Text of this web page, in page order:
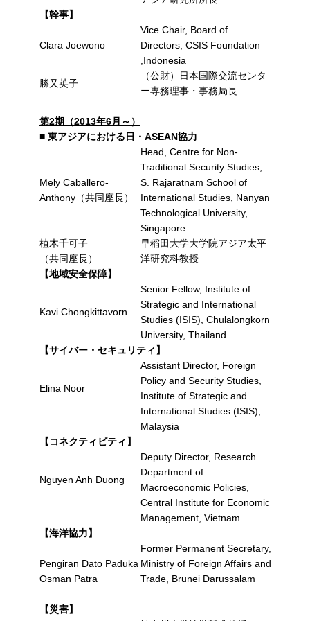
【幹事】
Clara Joewono
Vice Chair, Board of
Directors, CSIS Foundation
,Indonesia
勝又英子
（公財）日本国際交流センタ
ー専務理事・事務局長
第2期（2013年6月～）
■ 東アジアにおける日・ASEAN協力
Mely Caballero-
Anthony（共同座長）
Head, Centre for Non-
Traditional Security Studies,
S. Rajaratnam School of
International Studies, Nanyan
Technological University,
Singapore
植木千可子
（共同座長）
早稲田大学大学院アジア太平
洋研究科教授
【地域安全保障】
Kavi Chongkittavorn
Senior Fellow, Institute of
Strategic and International
Studies (ISIS), Chulalongkorn
University, Thailand
【サイバー・セキュリティ】
Elina Noor
Assistant Director, Foreign
Policy and Security Studies,
Institute of Strategic and
International Studies (ISIS),
Malaysia
【コネクティビティ】
Nguyen Anh Duong
Deputy Director, Research
Department of
Macroeconomic Policies,
Central Institute for Economic
Management, Vietnam
【海洋協力】
Pengiran Dato Paduka
Osman Patra
Former Permanent Secretary,
Ministry of Foreign Affairs and
Trade, Brunei Darussalam
【災害】